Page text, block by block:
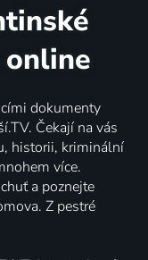
dokumenty
Čekají na vás
historii, kriminální
více.
a poznejte
Z pestré